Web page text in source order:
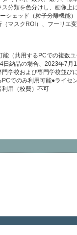
分類を色分けし、画像上
シェッド（粒子分離機能
マスクROI）、フーリエ
（共用するPCでの複数
納品の場合、2023年7月
学校および専門学校並び
でのみ利用可能●ライセ
利用（校費）不可